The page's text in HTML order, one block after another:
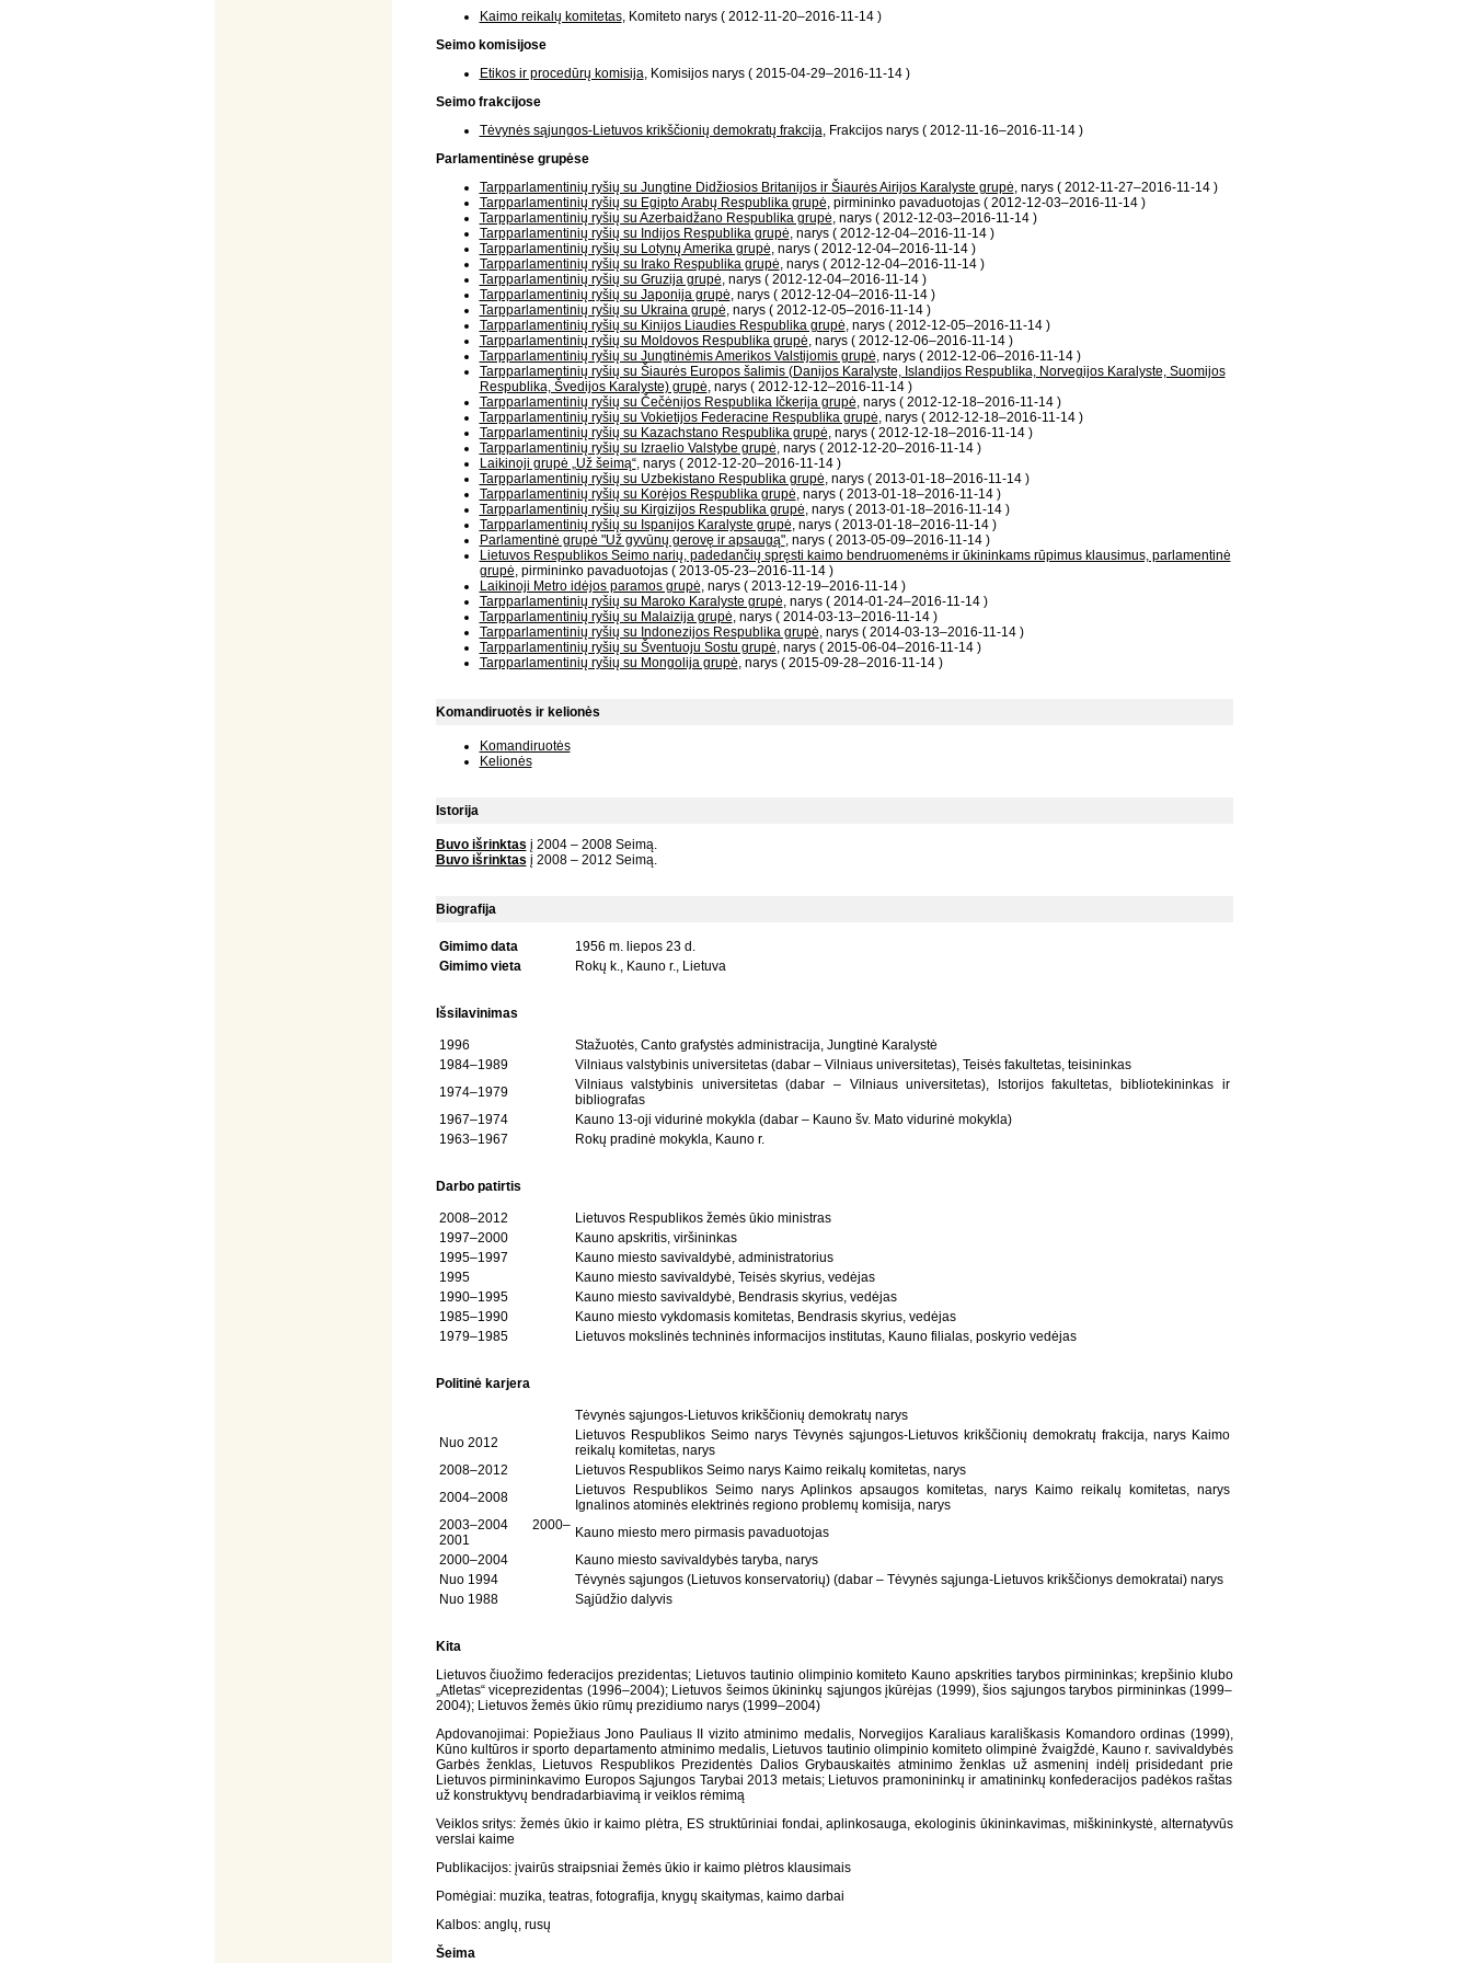
Kaimo reikalų komitetas, Komiteto narys ( 2012-11-20–2016-11-14 )
Seimo komisijose
Etikos ir procedūrų komisija, Komisijos narys ( 2015-04-29–2016-11-14 )
Seimo frakcijose
Tėvynės sąjungos-Lietuvos krikščionių demokratų frakcija, Frakcijos narys ( 2012-11-16–2016-11-14 )
Parlamentinėse grupėse
Tarpparlamentinių ryšių su Jungtine Didžiosios Britanijos ir Šiaurės Airijos Karalyste grupė, narys ( 2012-11-27–2016-11-14 )
Tarpparlamentinių ryšių su Egipto Arabų Respublika grupė, pirmininko pavaduotojas ( 2012-12-03–2016-11-14 )
Tarpparlamentinių ryšių su Azerbaidžano Respublika grupė, narys ( 2012-12-03–2016-11-14 )
Tarpparlamentinių ryšių su Indijos Respublika grupė, narys ( 2012-12-04–2016-11-14 )
Tarpparlamentinių ryšių su Lotynų Amerika grupė, narys ( 2012-12-04–2016-11-14 )
Tarpparlamentinių ryšių su Irako Respublika grupė, narys ( 2012-12-04–2016-11-14 )
Tarpparlamentinių ryšių su Gruzija grupė, narys ( 2012-12-04–2016-11-14 )
Tarpparlamentinių ryšių su Japonija grupė, narys ( 2012-12-04–2016-11-14 )
Tarpparlamentinių ryšių su Ukraina grupė, narys ( 2012-12-05–2016-11-14 )
Tarpparlamentinių ryšių su Kinijos Liaudies Respublika grupė, narys ( 2012-12-05–2016-11-14 )
Tarpparlamentinių ryšių su Moldovos Respublika grupė, narys ( 2012-12-06–2016-11-14 )
Tarpparlamentinių ryšių su Jungtinėmis Amerikos Valstijomis grupė, narys ( 2012-12-06–2016-11-14 )
Tarpparlamentinių ryšių su Šiaurės Europos šalimis (Danijos Karalyste, Islandijos Respublika, Norvegijos Karalyste, Suomijos
Respublika, Švedijos Karalyste) grupė, narys ( 2012-12-12–2016-11-14 )
Tarpparlamentinių ryšių su Čečėnijos Respublika Ičkerija grupė, narys ( 2012-12-18–2016-11-14 )
Tarpparlamentinių ryšių su Vokietijos Federacine Respublika grupė, narys ( 2012-12-18–2016-11-14 )
Tarpparlamentinių ryšių su Kazachstano Respublika grupė, narys ( 2012-12-18–2016-11-14 )
Tarpparlamentinių ryšių su Izraelio Valstybe grupė, narys ( 2012-12-20–2016-11-14 )
Laikinoji grupė „Už šeimą“, narys ( 2012-12-20–2016-11-14 )
Tarpparlamentinių ryšių su Uzbekistano Respublika grupė, narys ( 2013-01-18–2016-11-14 )
Tarpparlamentinių ryšių su Korėjos Respublika grupė, narys ( 2013-01-18–2016-11-14 )
Tarpparlamentinių ryšių su Kirgizijos Respublika grupė, narys ( 2013-01-18–2016-11-14 )
Tarpparlamentinių ryšių su Ispanijos Karalyste grupė, narys ( 2013-01-18–2016-11-14 )
Parlamentinė grupė "Už gyvūnų gerovę ir apsaugą", narys ( 2013-05-09–2016-11-14 )
Lietuvos Respublikos Seimo narių, padedančių spręsti kaimo bendruomenėms ir ūkininkams rūpimus klausimus, parlamentinė
grupė, pirmininko pavaduotojas ( 2013-05-23–2016-11-14 )
Laikinoji Metro idėjos paramos grupė, narys ( 2013-12-19–2016-11-14 )
Tarpparlamentinių ryšių su Maroko Karalyste grupė, narys ( 2014-01-24–2016-11-14 )
Tarpparlamentinių ryšių su Malaizija grupė, narys ( 2014-03-13–2016-11-14 )
Tarpparlamentinių ryšių su Indonezijos Respublika grupė, narys ( 2014-03-13–2016-11-14 )
Tarpparlamentinių ryšių su Šventuoju Sostu grupė, narys ( 2015-06-04–2016-11-14 )
Tarpparlamentinių ryšių su Mongolija grupė, narys ( 2015-09-28–2016-11-14 )
Komandiruotės ir kelionės
Komandiruotės
Kelionės
Istorija
Buvo išrinktas į 2004 – 2008 Seimą.
Buvo išrinktas į 2008 – 2012 Seimą.
Biografija
Gimimo data
1956 m. liepos 23 d.
Gimimo vieta
Rokų k., Kauno r., Lietuva
Išsilavinimas
1996
Stažuotės, Canto grafystės administracija, Jungtinė Karalystė
1984–1989
Vilniaus valstybinis universitetas (dabar – Vilniaus universitetas), Teisės fakultetas, teisininkas
1974–1979
Vilniaus valstybinis universitetas (dabar – Vilniaus universitetas), Istorijos fakultetas, bibliotekininkas ir
bibliografas
1967–1974
Kauno 13-oji vidurinė mokykla (dabar – Kauno šv. Mato vidurinė mokykla)
1963–1967
Rokų pradinė mokykla, Kauno r.
Darbo patirtis
2008–2012
Lietuvos Respublikos žemės ūkio ministras
1997–2000
Kauno apskritis, viršininkas
1995–1997
Kauno miesto savivaldybė, administratorius
1995
Kauno miesto savivaldybė, Teisės skyrius, vedėjas
1990–1995
Kauno miesto savivaldybė, Bendrasis skyrius, vedėjas
1985–1990
Kauno miesto vykdomasis komitetas, Bendrasis skyrius, vedėjas
1979–1985
Lietuvos mokslinės techninės informacijos institutas, Kauno filialas, poskyrio vedėjas
Politinė karjera
Tėvynės sąjungos-Lietuvos krikščionių demokratų narys
Nuo 2012
Lietuvos Respublikos Seimo narys Tėvynės sąjungos-Lietuvos krikščionių demokratų frakcija, narys Kaimo
reikalų komitetas, narys
2008–2012
Lietuvos Respublikos Seimo narys Kaimo reikalų komitetas, narys
2004–2008
Lietuvos Respublikos Seimo narys Aplinkos apsaugos komitetas, narys Kaimo reikalų komitetas, narys
Ignalinos atominės elektrinės regiono problemų komisija, narys
2003–2004 2000–
2001
Kauno miesto mero pirmasis pavaduotojas
2000–2004
Kauno miesto savivaldybės taryba, narys
Nuo 1994
Tėvynės sąjungos (Lietuvos konservatorių) (dabar – Tėvynės sąjunga-Lietuvos krikščionys demokratai) narys
Nuo 1988
Sąjūdžio dalyvis
Kita
Lietuvos čiuožimo federacijos prezidentas; Lietuvos tautinio olimpinio komiteto Kauno apskrities tarybos pirmininkas; krepšinio klubo
„Atletas“ viceprezidentas (1996–2004); Lietuvos šeimos ūkininkų sąjungos įkūrėjas (1999), šios sąjungos tarybos pirmininkas (1999–
2004); Lietuvos žemės ūkio rūmų prezidiumo narys (1999–2004)
Apdovanojimai: Popiežiaus Jono Pauliaus II vizito atminimo medalis, Norvegijos Karaliaus karališkasis Komandoro ordinas (1999),
Kūno kultūros ir sporto departamento atminimo medalis, Lietuvos tautinio olimpinio komiteto olimpinė žvaigždė, Kauno r. savivaldybės
Garbės ženklas, Lietuvos Respublikos Prezidentės Dalios Grybauskaitės atminimo ženklas už asmeninį indėlį prisidedant prie
Lietuvos pirmininkavimo Europos Sąjungos Tarybai 2013 metais; Lietuvos pramonininkų ir amatininkų konfederacijos padėkos raštas
už konstruktyvų bendradarbiavimą ir veiklos rėmimą
Veiklos sritys: žemės ūkio ir kaimo plėtra, ES struktūriniai fondai, aplinkosauga, ekologinis ūkininkavimas, miškininkystė, alternatyvūs
verslai kaime
Publikacijos: įvairūs straipsniai žemės ūkio ir kaimo plėtros klausimais
Pomėgiai: muzika, teatras, fotografija, knygų skaitymas, kaimo darbai
Kalbos: anglų, rusų
Šeima